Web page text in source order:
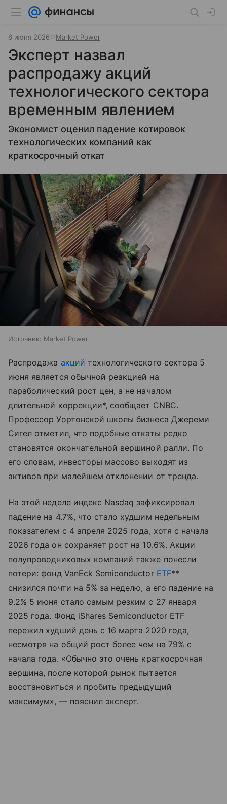
6 июня 2026 Market Power
Эксперт назвал
распродажу акций
технологического сектора
временным явлением
Экономист оценил падение котировок
технологических компаний как
краткосрочный откат
Источник: Market Power
Распродажа акций технологического сектора 5
июня является обычной реакцией на
параболический рост цен, а не началом
длительной коррекции*, сообщает CNBC.
Профессор Уортонской школы бизнеса Джереми
Сигел отметил, что подобные откаты редко
становятся окончательной вершиной ралли. По
его словам, инвесторы массово выходят из
активов при малейшем отклонении от тренда.
На этой неделе индекс Nasdaq зафиксировал
падение на 4.7%, что стало худшим недельным
показателем с 4 апреля 2025 года, хотя с начала
2026 года он сохраняет рост на 10.6%. Акции
полупроводниковых компаний также понесли
потери: фонд VanEck Semiconductor ETF**
снизился почти на 5% за неделю, а его падение на
9.2% 5 июня стало самым резким с 27 января
2025 года. Фонд iShares Semiconductor ETF
пережил худший день с 16 марта 2020 года,
несмотря на общий рост более чем на 79% с
начала года. «Обычно это очень краткосрочная
вершина, после которой рынок пытается
восстановиться и пробить предыдущий
максимум», — пояснил эксперт.